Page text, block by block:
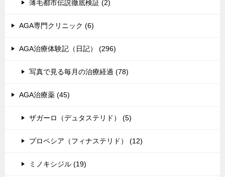
薄毛都市伝説徹底検証 (2)
AGA専門クリニック (6)
AGA治療体験記（日記） (296)
写真で見る毎月の治療経過 (78)
AGA治療薬 (45)
ザガーロ（デュタステリド） (5)
プロペシア（フィナステリド） (12)
ミノキシジル (19)